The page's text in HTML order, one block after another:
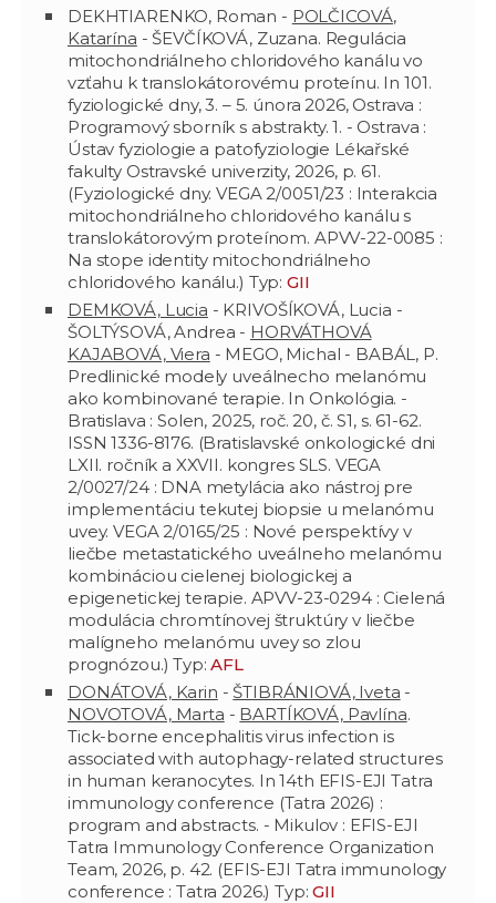
DEKHTIARENKO, Roman - POLČICOVÁ,
Katarína - ŠEVČÍKOVÁ, Zuzana. Regulácia
mitochondriálneho chloridového kanálu vo
vzťahu k translokátorovému proteínu. In 101.
fyziologické dny, 3. – 5. února 2026, Ostrava :
Programový sborník s abstrakty. 1. - Ostrava :
Ústav fyziologie a patofyziologie Lékařské
fakulty Ostravské univerzity, 2026, p. 61.
(Fyziologické dny. VEGA 2/0051/23 : Interakcia
mitochondriálneho chloridového kanálu s
translokátorovým proteínom. APVV-22-0085 :
Na stope identity mitochondriálneho
chloridového kanálu.) Typ: GII
DEMKOVÁ, Lucia - KRIVOŠÍKOVÁ, Lucia -
ŠOLTÝSOVÁ, Andrea - HORVÁTHOVÁ
KAJABOVÁ, Viera - MEGO, Michal - BABÁL, P.
Predlinické modely uveálnecho melanómu
ako kombinované terapie. In Onkológia. -
Bratislava : Solen, 2025, roč. 20, č. S1, s. 61-62.
ISSN 1336-8176. (Bratislavské onkologické dni
LXII. ročník a XXVII. kongres SLS. VEGA
2/0027/24 : DNA metylácia ako nástroj pre
implementáciu tekutej biopsie u melanómu
uvey. VEGA 2/0165/25 : Nové perspektívy v
liečbe metastatického uveálneho melanómu
kombináciou cielenej biologickej a
epigenetickej terapie. APVV-23-0294 : Cielená
modulácia chromtínovej štruktúry v liečbe
malígneho melanómu uvey so zlou
prognózou.) Typ:AFL
DONÁTOVÁ, Karin - ŠTIBRÁNIOVÁ, Iveta -
NOVOTOVÁ, Marta - BARTÍKOVÁ, Pavlína.
Tick-borne encephalitis virus infection is
associated with autophagy-related structures
in human keranocytes. In 14th EFIS-EJI Tatra
immunology conference (Tatra 2026) :
program and abstracts. - Mikulov : EFIS-EJI
Tatra Immunology Conference Organization
Team, 2026, p. 42. (EFIS-EJI Tatra immunology
conference : Tatra 2026.) Typ:GII